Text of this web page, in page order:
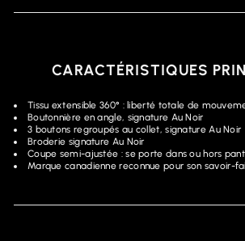
CARACTÉRISTIQUES
Tissu extensible 360° : liberté totale de
Boutonnière en angle, signature Au Noir
3 boutons regroupés au collet, signature Au Noir
Broderie signature Au Noir
Coupe semi-ajustée : se porte dans ou hors
Marque canadienne reconnue pour son savoir-